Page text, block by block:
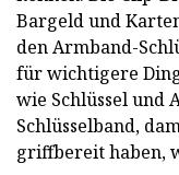
Bargeld und
den Armband-
für wichtigere
wie Schlüssel und
Schlüsselband,
griffbereit haben,